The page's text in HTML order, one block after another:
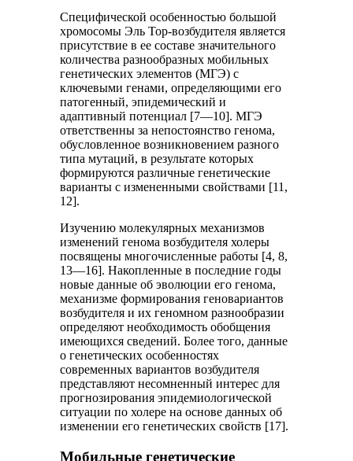
Специфической особенностью большой
хромосомы Эль Тор-возбудителя является
присутствие в ее составе значительного
количества разнообразных мобильных
генетических элементов (МГЭ) с
ключевыми генами, определяющими его
патогенный, эпидемический и
адаптивный потенциал [7—10]. МГЭ
ответственны за непостоянство генома,
обусловленное возникновением разного
типа мутаций, в результате которых
формируются различные генетические
варианты с измененными свойствами [11,
12].
Изучению молекулярных механизмов
изменений генома возбудителя холеры
посвящены многочисленные работы [4, 8,
13—16]. Накопленные в последние годы
новые данные об эволюции его генома,
механизме формирования геновариантов
возбудителя и их геномном разнообразии
определяют необходимость обобщения
имеющихся сведений. Более того, данные
о генетических особенностях
современных вариантов возбудителя
представляют несомненный интерес для
прогнозирования эпидемиологической
ситуации по холере на основе данных об
изменении его генетических свойств [17].
Мобильные генетические